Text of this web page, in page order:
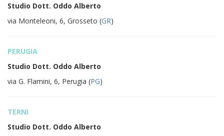
Studio Dott. Oddo Alberto
via Monteleoni, 6, Grosseto (GR)
PERUGIA
Studio Dott. Oddo Alberto
via G. Flamini, 6, Perugia (PG)
TERNI
Studio Dott. Oddo Alberto